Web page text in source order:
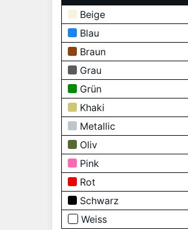
Beige
Blau
Braun
Grau
Grün
Khaki
Metallic
Oliv
Pink
Rot
Schwarz
Weiss